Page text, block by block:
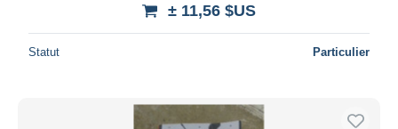
± 11,56 $US
Statut Particulier